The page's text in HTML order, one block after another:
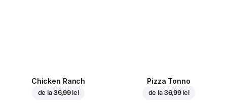
Chicken Ranch
de la 36,99 lei
Pizza Tonno
de la 36,99 lei